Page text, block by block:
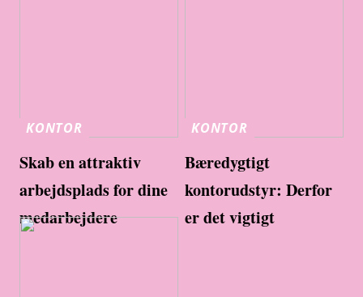
KONTOR
Skab en attraktiv
arbejdsplads for dine
medarbejdere
KONTOR
Bæredygtigt
kontorudstyr: Derfor
er det vigtigt